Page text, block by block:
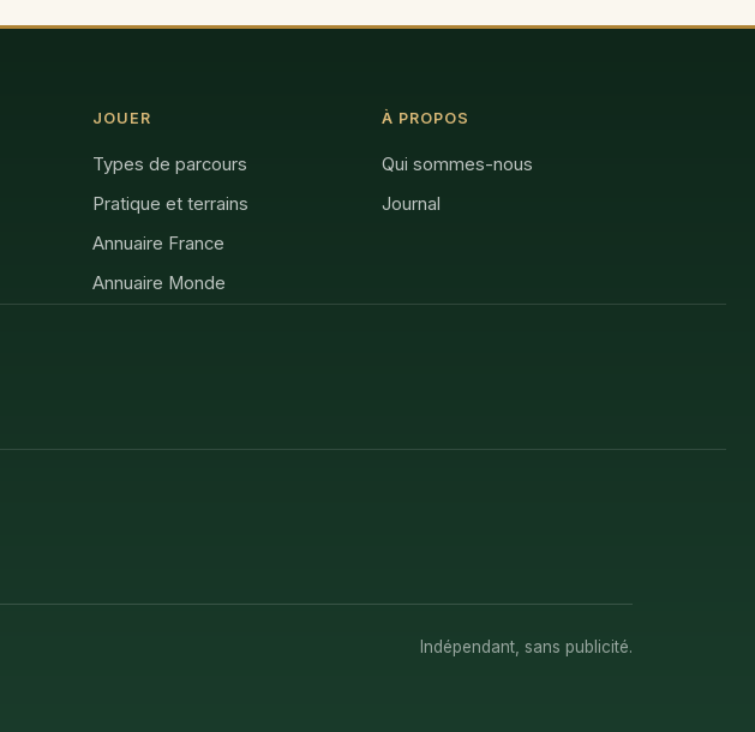
JOUER
Types de parcours
Pratique et terrains
Annuaire France
Annuaire Monde
À PROPOS
Qui sommes-nous
Journal
Indépendant, sans publicité.